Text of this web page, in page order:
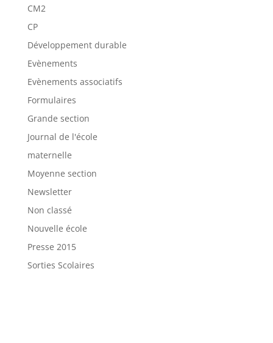
CM2
CP
Développement durable
Evènements
Evènements associatifs
Formulaires
Grande section
Journal de l'école
maternelle
Moyenne section
Newsletter
Non classé
Nouvelle école
Presse 2015
Sorties Scolaires